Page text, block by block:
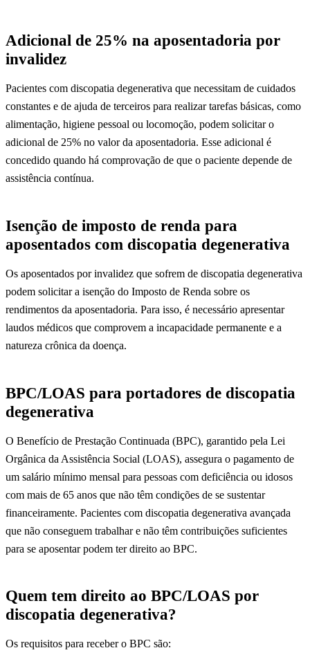
Adicional de 25% na aposentadoria por
invalidez
Pacientes com discopatia degenerativa que necessitam de cuidados
constantes e de ajuda de terceiros para realizar tarefas básicas, como
alimentação, higiene pessoal ou locomoção, podem solicitar o
adicional de 25% no valor da aposentadoria. Esse adicional é
concedido quando há comprovação de que o paciente depende de
assistência contínua.
Isenção de imposto de renda para
aposentados com discopatia degenerativa
Os aposentados por invalidez que sofrem de discopatia degenerativa
podem solicitar a isenção do Imposto de Renda sobre os
rendimentos da aposentadoria. Para isso, é necessário apresentar
laudos médicos que comprovem a incapacidade permanente e a
natureza crônica da doença.
BPC/LOAS para portadores de discopatia
degenerativa
O Benefício de Prestação Continuada (BPC), garantido pela Lei
Orgânica da Assistência Social (LOAS), assegura o pagamento de
um salário mínimo mensal para pessoas com deficiência ou idosos
com mais de 65 anos que não têm condições de se sustentar
financeiramente. Pacientes com discopatia degenerativa avançada
que não conseguem trabalhar e não têm contribuições suficientes
para se aposentar podem ter direito ao BPC.
Quem tem direito ao BPC/LOAS por
discopatia degenerativa?
Os requisitos para receber o BPC são: